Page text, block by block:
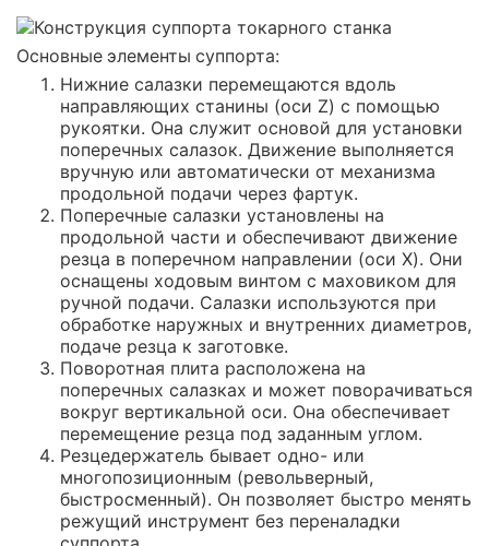
Основные элементы суппорта:
Нижние салазки перемещаются вдоль
направляющих станины (оси Z) с помощью
рукоятки. Она служит основой для установки
поперечных салазок. Движение выполняется
вручную или автоматически от механизма
продольной подачи через фартук.
Поперечные салазки установлены на
продольной части и обеспечивают движение
резца в поперечном направлении (оси X). Они
оснащены ходовым винтом с маховиком для
ручной подачи. Салазки используются при
обработке наружных и внутренних диаметров,
подаче резца к заготовке.
Поворотная плита расположена на
поперечных салазках и может поворачиваться
вокруг вертикальной оси. Она обеспечивает
перемещение резца под заданным углом.
Резцедержатель бывает одно- или
многопозиционным (револьверный,
быстросменный). Он позволяет быстро менять
режущий инструмент без переналадки